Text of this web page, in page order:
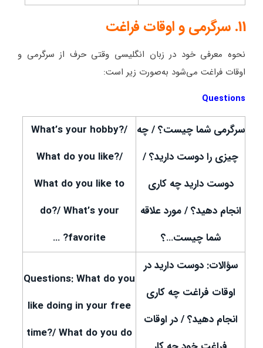
11. سرگرمی و اوقات فراغت
نحوه معرفی خود در زبان انگلیسی وقتی حرف از سرگرمی و
اوقات فراغت می‌شود به‌صورت زیر است:
Questions
سرگرمی شما چیست؟ / چه
چیزی را دوست دارید؟ /
دوست دارید چه کاری
انجام دهید؟ / مورد علاقه
شما چیست…؟
What’s your hobby?/
What do you like?/
What do you like to
do?/ What’s your
favorite? …
سؤالات: دوست دارید در
اوقات فراغت چه کاری
انجام دهید؟ / در اوقات
Questions: What do you
like doing in your free
time?/ What do you do